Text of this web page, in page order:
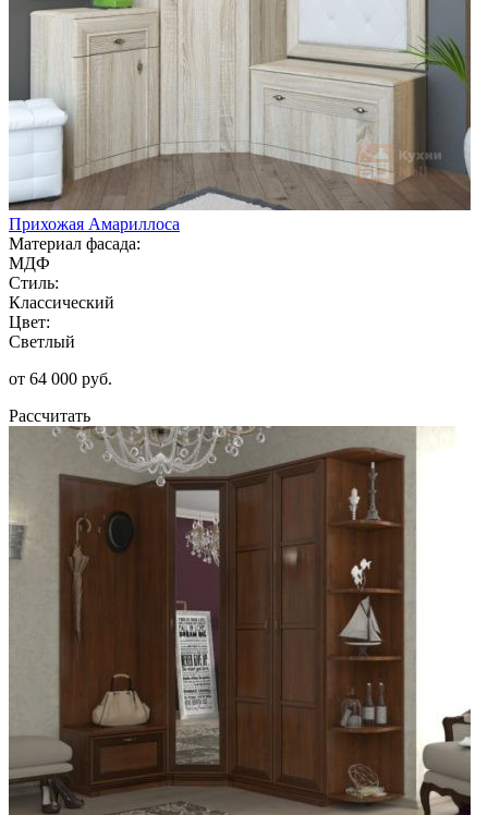
Прихожая Амариллоса
Материал фасада:
МДФ
Стиль:
Классический
Цвет:
Светлый
от 64 000 руб.
Рассчитать